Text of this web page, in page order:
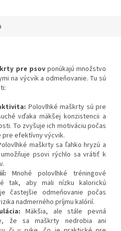
pre psovponúkajú množstvo
na výcvik a odmeňovanie. Tu sú
Polovlhké maškrty sú pre
vďaka mäkšej konzistencii a
To zvyšuje ich motiváciu počas
efektívny výcvik.
maškrty sa ľahko hryzú a
psovi rýchlo sa vrátiť k
Mnohé polovlhké tréningové
tak, aby mali nízku kalorickú
častejšie odmeňovanie počas
nadmerného príjmu kalórií.
Mäkšia, ale stále pevná
že sa maškrty nedrobia ani